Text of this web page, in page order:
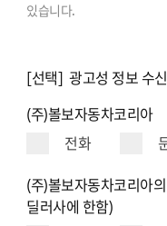
있습니다.
[선택] 광고성 정보 수
(주)볼보자동차코리아
전화
(주)볼보자동차코리아
딜러사에 한함)